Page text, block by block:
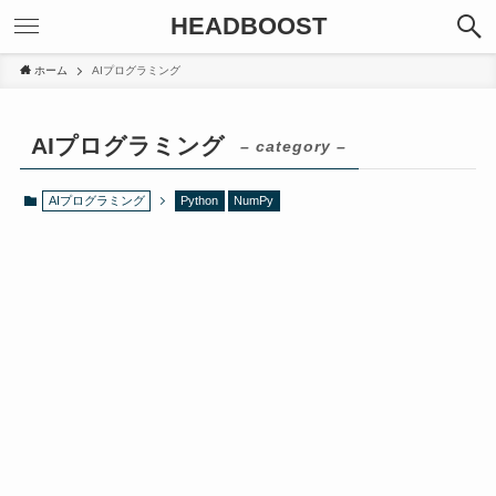
HEADBOOST
ホーム AIプログラミング
AIプログラミング – category –
AIプログラミング Python NumPy